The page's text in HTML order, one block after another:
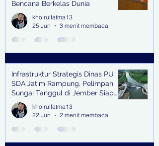
Bencana Berkelas Dunia
khoirulfatma13
25 Jun
3 menit membaca
Infrastruktur Strategis Dinas PU
SDA Jatim Rampung, Pelimpah
Sungai Tanggul di Jember Siap
Bangkitkan Swasembada Pangan
dan Pengendali Banjir
khoirulfatma13
22 Jun
2 menit membaca